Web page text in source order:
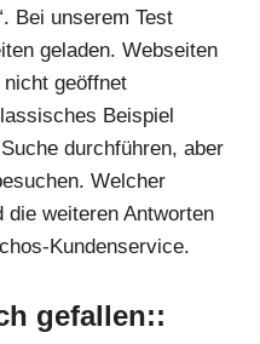
Bei unserem Test
geladen. Webseiten
geöffnet
Beispiel
durchführen, aber
Welcher
die weiteren Antworten
Kundenservice.
gefallen::